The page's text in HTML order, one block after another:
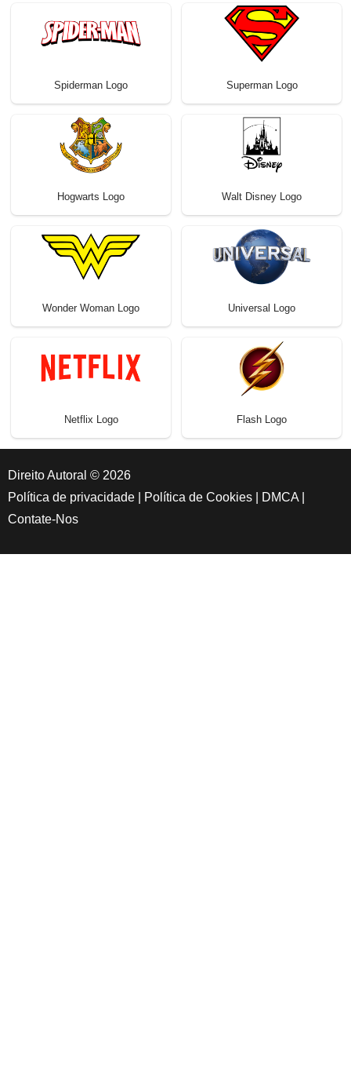
Spiderman Logo Superman Logo
Hogwarts Logo Walt Disney Logo
Wonder Woman Logo Universal Logo
Netflix Logo Flash Logo
Direito Autoral © 2026
Política de privacidade
Política de Cookies DMCA
Contate-Nos